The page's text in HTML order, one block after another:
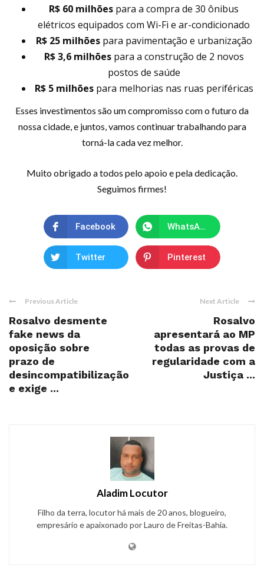
R$ 60 milhões para a compra de 30 ônibus
elétricos equipados com Wi-Fi e ar-condicionado
R$ 25 milhõespara pavimentação e urbanização
R$ 3,6 milhõespara a construção de 2 novos
postos de saúde
R$ 5 milhõespara melhorias nas ruas periféricas
Esses investimentos são um compromisso com o futuro da
nossa cidade, e juntos, vamos continuar trabalhando para
torná-la cada vez melhor.
Muito obrigado a todos pelo apoio e pela dedicação.
Seguimos firmes!
Facebook WhatsApp
Twitter Pinterest
Previous Article
Rosalvo desmente
fake news da
oposição sobre
prazo de
desincompatibilização
e exige ...
Next Article
Rosalvo
apresentará ao MP
todas as provas de
regularidade com a
Justiça ...
Aladim Locutor
Filho da terra, locutor há mais de 20 anos, blogueiro,
empresário e apaixonado por Lauro de Freitas-Bahia.